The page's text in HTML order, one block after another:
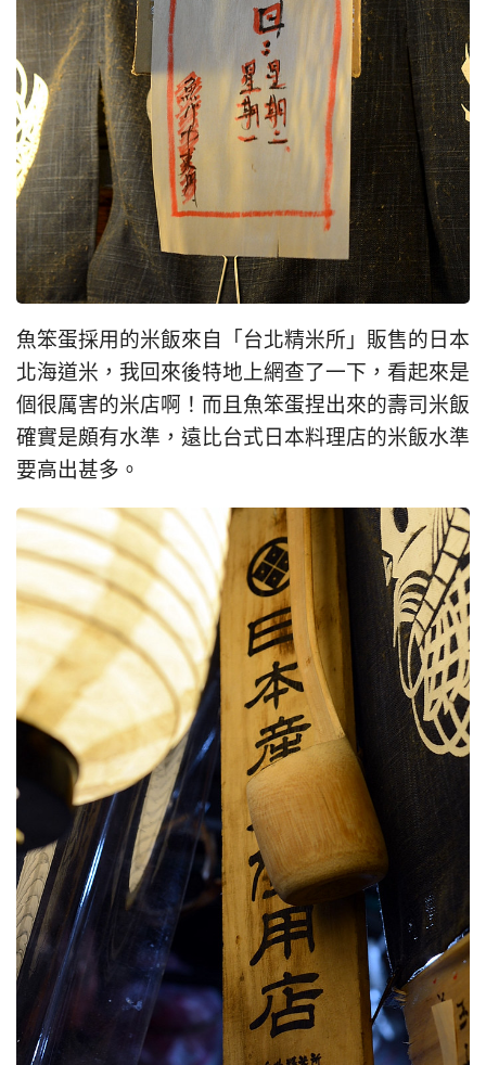
魚笨蛋採用的米飯來自「台北精米所」販售的日本
北海道米，我回來後特地上網查了一下，看起來是
個很厲害的米店啊！而且魚笨蛋捏出來的壽司米飯
確實是頗有水準，遠比台式日本料理店的米飯水準
要高出甚多。